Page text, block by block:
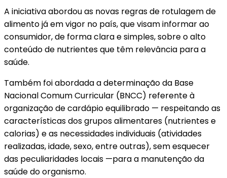
A iniciativa abordou as novas regras de rotulagem de
alimento já em vigor no país, que visam informar ao
consumidor, de forma clara e simples, sobre o alto
conteúdo de nutrientes que têm relevância para a
saúde.
Também foi abordada a determinação da Base
Nacional Comum Curricular (BNCC) referente à
organização de cardápio equilibrado — respeitando as
características dos grupos alimentares (nutrientes e
calorias) e as necessidades individuais (atividades
realizadas, idade, sexo, entre outras), sem esquecer
das peculiaridades locais —para a manutenção da
saúde do organismo.